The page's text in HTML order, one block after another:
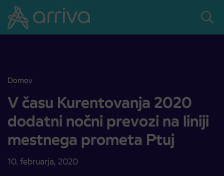
Skoči na vsebino
Domov
V času Kurentovanja 2020 dodatni nočni prevozi na liniji
V času Kurentovanja 2020
dodatni nočni prevozi na liniji
mestnega prometa Ptuj
10. februarja, 2020